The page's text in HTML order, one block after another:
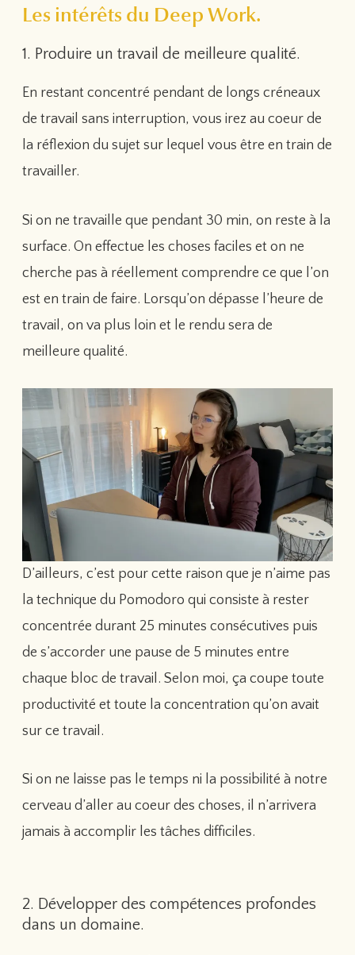
Les intérêts du Deep Work.
1. Produire un travail de meilleure qualité.
En restant concentré pendant de longs créneaux
de travail sans interruption, vous irez au coeur de
la réflexion du sujet sur lequel vous être en train de
travailler.
Si on ne travaille que pendant 30 min, on reste à la
surface. On effectue les choses faciles et on ne
cherche pas à réellement comprendre ce que l’on
est en train de faire. Lorsqu’on dépasse l’heure de
travail, on va plus loin et le rendu sera de
meilleure qualité.
D’ailleurs, c’est pour cette raison que je n’aime pas
la technique du Pomodoro qui consiste à rester
concentrée durant 25 minutes consécutives puis
de s’accorder une pause de 5 minutes entre
chaque bloc de travail. Selon moi, ça coupe toute
productivité et toute la concentration qu’on avait
sur ce travail.
Si on ne laisse pas le temps ni la possibilité à notre
cerveau d’aller au coeur des choses, il n’arrivera
jamais à accomplir les tâches difficiles.
2. Développer des compétences profondes
dans un domaine.